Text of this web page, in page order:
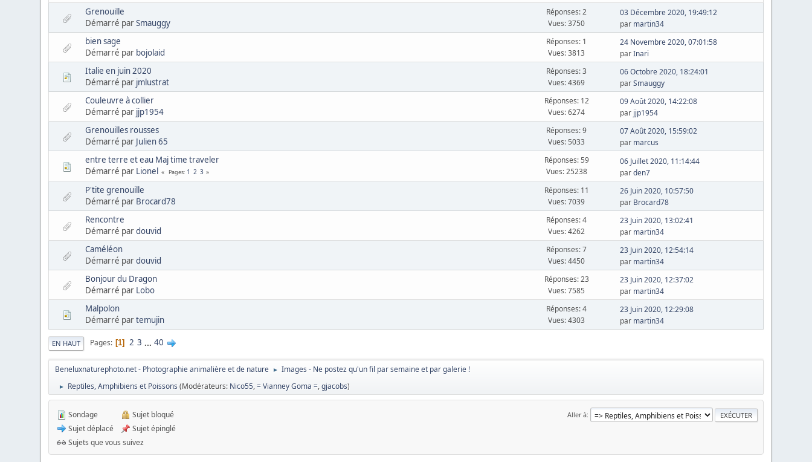
Grenouille
Démarré parSmauggy
Réponses: 2
Vues: 3750
03 Décembre 2020, 19:49:12
par martin34
bien sage
Démarré par bojolaid
Réponses: 1
Vues: 3813
24 Novembre 2020, 07:01:58
parInari
Italie en juin 2020
Démarré par jmlustrat
Réponses: 3
Vues: 4369
06 Octobre 2020, 18:24:01
parSmauggy
Couleuvre à collier
Démarré par jjp1954
Réponses: 12
Vues: 6274
09 Août 2020, 14:22:08
par jjp1954
Grenouilles rousses
Démarré par Julien 65
Réponses: 9
Vues: 5033
07 Août 2020, 15:59:02
par marcus
entre terre et eau Maj time traveler
Démarré par Lionel Pages 1 2 3
Réponses: 59
Vues: 25238
06 Juillet 2020, 11:14:44
parden7
P'tite grenouille
Démarré par Brocard78
Réponses: 11
Vues: 7039
26 Juin 2020, 10:57:50
par Brocard78
Rencontre
Démarré pardouvid
Réponses: 4
Vues: 4262
23 Juin 2020, 13:02:41
par martin34
Caméléon
Démarré pardouvid
Réponses: 7
Vues: 4450
23 Juin 2020, 12:54:14
par martin34
Bonjour du Dragon
Démarré par Lobo
Réponses: 23
Vues: 7585
23 Juin 2020, 12:37:02
par martin34
Malpolon
Démarré partemujin
Réponses: 4
Vues: 4303
23 Juin 2020, 12:29:08
par martin34
EN HAUT Pages 1 2 3 ... 40
Beneluxnaturephoto.net - Photographie animalière et de nature ► Images - Ne postez qu'un fil par semaine et par galerie !
► Reptiles, Amphibiens et Poissons (Modérateurs: Nico55,= Vianney Goma =,gjacobs)
Aller à
Sondage
Sujet déplacé
Sujet bloqué
Sujet épinglé
Sujets que vous suivez